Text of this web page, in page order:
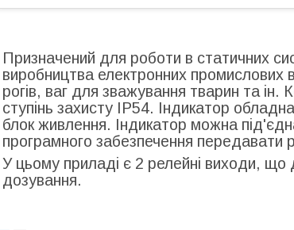
Призначений для роботи в статичних
виробництва електронних промислових
рогів, ваг для зважування тварин та ін.
ступінь захисту IP54. Індикатор
блок живлення. Індикатор можна
програмного забезпечення передавати
У цьому приладі є 2 релейні виходи,
дозування.